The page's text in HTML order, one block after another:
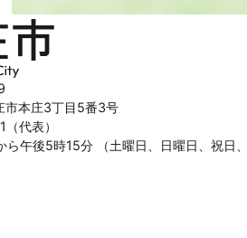
本庄3丁目5番3号
代表）
ら午後5時15分
（土曜日、日曜日、祝日